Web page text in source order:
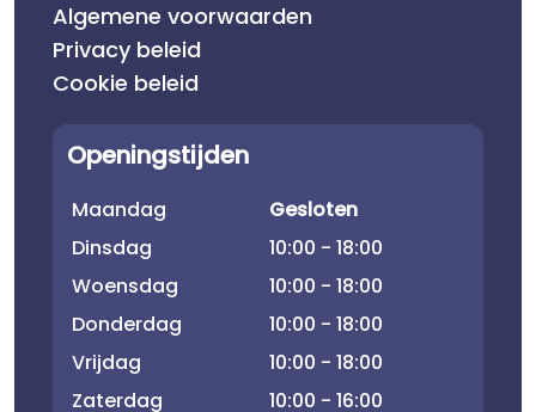
Algemene voorwaarden
Privacy beleid
Cookie beleid
Openingstijden
Maandag
Gesloten
Dinsdag
10:00 - 18:00
Woensdag
10:00 - 18:00
Donderdag
10:00 - 18:00
Vrijdag
10:00 - 18:00
Zaterdag
10:00 - 16:00